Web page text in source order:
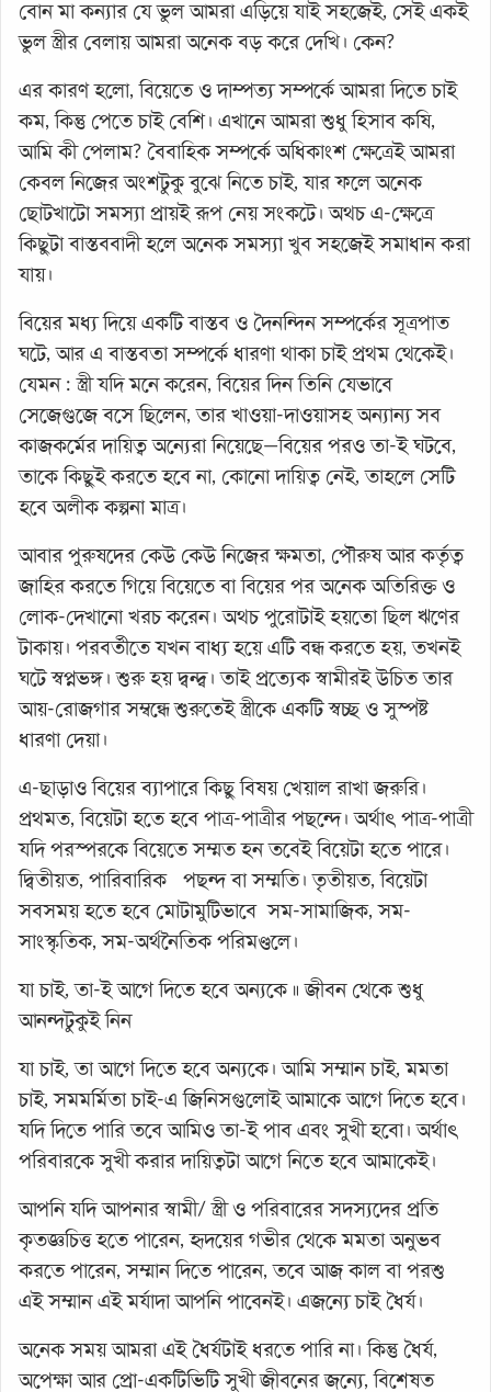
বোন মা কন্যার যে ভুল আমরা এড়িয়ে যাই সহজেই, সেই একই
ভুল স্ত্রীর বেলায় আমরা অনেক বড় করে দেখি। কেন?
এর কারণ হলো, বিয়েতে ও দাম্পত্য সম্পর্কে আমরা দিতে চাই
কম, কিন্তু পেতে চাই বেশি। এখানে আমরা শুধু হিসাব কষি,
আমি কী পেলাম? বৈবাহিক সম্পর্কে অধিকাংশ ক্ষেত্রেই আমরা
কেবল নিজের অংশটুকু বুঝে নিতে চাই, যার ফলে অনেক
ছোটখাটো সমস্যা প্রায়ই রূপ নেয় সংকটে। অথচ এ-ক্ষেত্রে
কিছুটা বাস্তববাদী হলে অনেক সমস্যা খুব সহজেই সমাধান করা
যায়।
বিয়ের মধ্য দিয়ে একটি বাস্তব ও দৈনন্দিন সম্পর্কের সূত্রপাত
ঘটে, আর এ বাস্তবতা সম্পর্কে ধারণা থাকা চাই প্রথম থেকেই।
যেমন : স্ত্রী যদি মনে করেন, বিয়ের দিন তিনি যেভাবে
সেজেগুজে বসে ছিলেন, তার খাওয়া-দাওয়াসহ অন্যান্য সব
কাজকর্মের দায়িত্ব অন্যেরা নিয়েছে—বিয়ের পরও তা-ই ঘটবে,
তাকে কিছুই করতে হবে না, কোনো দায়িত্ব নেই, তাহলে সেটি
হবে অলীক কল্পনা মাত্র।
আবার পুরুষদের কেউ কেউ নিজের ক্ষমতা, পৌরুষ আর কর্তৃত্ব
জাহির করতে গিয়ে বিয়েতে বা বিয়ের পর অনেক অতিরিক্ত ও
লোক-দেখানো খরচ করেন। অথচ পুরোটাই হয়তো ছিল ঋণের
টাকায়। পরবর্তীতে যখন বাধ্য হয়ে এটি বন্ধ করতে হয়, তখনই
ঘটে স্বপ্নভঙ্গ। শুরু হয় দ্বন্দ্ব। তাই প্রত্যেক স্বামীরই উচিত তার
আয়-রোজগার সম্বন্ধে শুরুতেই স্ত্রীকে একটি স্বচ্ছ ও সুস্পষ্ট
ধারণা দেয়া।
এ-ছাড়াও বিয়ের ব্যাপারে কিছু বিষয় খেয়াল রাখা জরুরি।
প্রথমত, বিয়েটা হতে হবে পাত্র-পাত্রীর পছন্দে। অর্থাৎ পাত্র-পাত্রী
যদি পরস্পরকে বিয়েতে সম্মত হন তবেই বিয়েটা হতে পারে।
দ্বিতীয়ত, পারিবারিক পছন্দ বা সম্মতি। তৃতীয়ত, বিয়েটা
সবসময় হতে হবে মোটামুটিভাবে সম-সামাজিক, সম-
সাংস্কৃতিক, সম-অর্থনৈতিক পরিমণ্ডলে।
যা চাই, তা-ই আগে দিতে হবে অন্যকে ॥ জীবন থেকে শুধু
আনন্দটুকুই নিন
যা চাই, তা আগে দিতে হবে অন্যকে। আমি সম্মান চাই, মমতা
চাই, সমমর্মিতা চাই-এ জিনিসগুলোই আমাকে আগে দিতে হবে।
যদি দিতে পারি তবে আমিও তা-ই পাব এবং সুখী হবো। অর্থাৎ
পরিবারকে সুখী করার দায়িত্বটা আগে নিতে হবে আমাকেই।
আপনি যদি আপনার স্বামী/ স্ত্রী ও পরিবারের সদস্যদের প্রতি
কৃতজ্ঞচিত্ত হতে পারেন, হৃদয়ের গভীর থেকে মমতা অনুভব
করতে পারেন, সম্মান দিতে পারেন, তবে আজ কাল বা পরশু
এই সম্মান এই মর্যাদা আপনি পাবেনই। এজন্যে চাই ধৈর্য।
অনেক সময় আমরা এই ধৈর্যটাই ধরতে পারি না। কিন্তু ধৈর্য,
অপেক্ষা আর প্রো-একটিভিটি সুখী জীবনের জন্যে, বিশেষত